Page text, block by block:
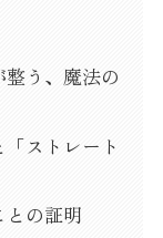
う、魔法の
ストレート
の証明